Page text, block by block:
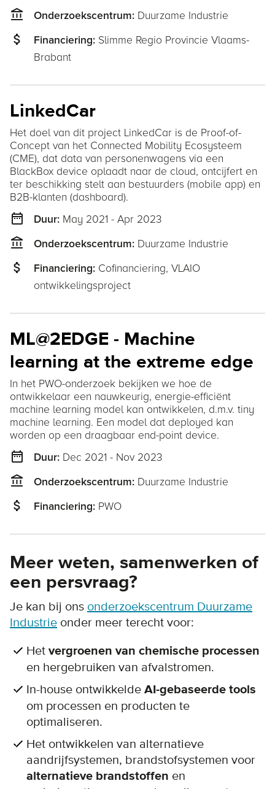
account_balance Onderzoekscentrum: Duurzame Industrie
attach_money Financiering: Slimme Regio Provincie Vlaams-
Brabant
LinkedCar
Het doel van dit project LinkedCar is de Proof-of-
Concept van het Connected Mobility Ecosysteem
(CME), dat data van personenwagens via een
BlackBox device oplaadt naar de cloud, ontcijfert en
ter beschikking stelt aan bestuurders (mobile app) en
B2B-klanten (dashboard).
date_range Duur: May 2021 - Apr 2023
account_balance Onderzoekscentrum: Duurzame Industrie
attach_money Financiering: Cofinanciering, VLAIO
ontwikkelingsproject
ML@2EDGE - Machine
learning at the extreme edge
In het PWO-onderzoek bekijken we hoe de
ontwikkelaar een nauwkeurig, energie-efficiënt
machine learning model kan ontwikkelen, d.m.v. tiny
machine learning. Een model dat deployed kan
worden op een draagbaar end-point device.
date_range Duur: Dec 2021 - Nov 2023
account_balance Onderzoekscentrum: Duurzame Industrie
attach_money Financiering: PWO
Meer weten, samenwerken of
een persvraag?
Je kan bij ons onderzoekscentrum Duurzame
Industrie onder meer terecht voor:
Het vergroenen van chemische processen
en hergebruiken van afvalstromen.
In-house ontwikkelde AI-gebaseerde tools
om processen en producten te
optimaliseren.
Het ontwikkelen van alternatieve
aandrijfsystemen, brandstofsystemen voor
alternatieve brandstoffen en